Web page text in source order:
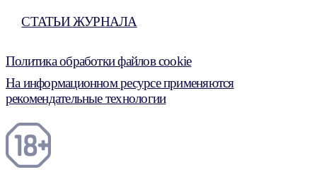
СТАТЬИ ЖУРНАЛА
Политика обработки файлов cookie
На информационном ресурсе применяются
рекомендательные технологии